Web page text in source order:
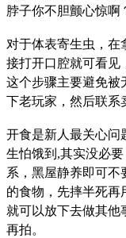
脖子你不胆颤心惊啊
对于体表寄生虫，在
接打开口腔就可看见
这个步骤主要避免被
下老玩家，然后联系
开食是新人最关心问
生怕饿到,其实没必
系，黑屋静养即可不
的食物，先摔半死再
就可以放下去做其他
再拍。